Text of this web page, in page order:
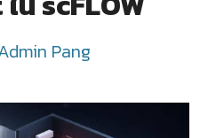
Pang